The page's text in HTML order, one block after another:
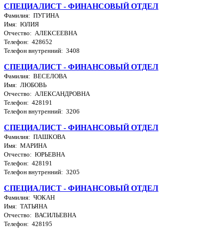
СПЕЦИАЛИСТ - ФИНАНСОВЫЙ ОТДЕЛ
Фамилия: ПУГИНА
Имя: ЮЛИЯ
Отчество: АЛЕКСЕЕВНА
Телефон: 428652
Телефон внутренний: 3408
СПЕЦИАЛИСТ - ФИНАНСОВЫЙ ОТДЕЛ
Фамилия: ВЕСЕЛОВА
Имя: ЛЮБОВЬ
Отчество: АЛЕКСАНДРОВНА
Телефон: 428191
Телефон внутренний: 3206
СПЕЦИАЛИСТ - ФИНАНСОВЫЙ ОТДЕЛ
Фамилия: ПАШКОВА
Имя: МАРИНА
Отчество: ЮРЬЕВНА
Телефон: 428191
Телефон внутренний: 3205
СПЕЦИАЛИСТ - ФИНАНСОВЫЙ ОТДЕЛ
Фамилия: ЧОКАН
Имя: ТАТЬЯНА
Отчество: ВАСИЛЬЕВНА
Телефон: 428195